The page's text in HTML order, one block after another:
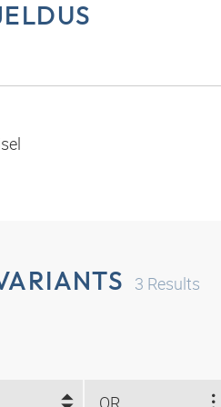
3 Results
OR